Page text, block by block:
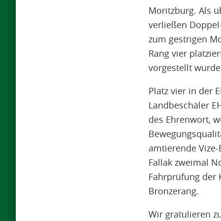
Moritzburg. Als
verließen
zum gestrigen
Rang vier
vorgestellt
Platz vier in der
Landbeschäler
des Ehrenwort,
amtierende
Fallak zweimal
Fahrprüfung der
Bronzerang.
Wir gratulieren